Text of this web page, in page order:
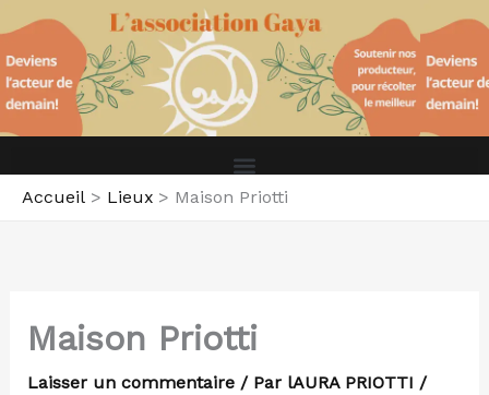
au
contenu
Accueil Lieux Maison Priotti
Maison Priotti
Laisser un commentaire / Par lAURA PRIOTTI /